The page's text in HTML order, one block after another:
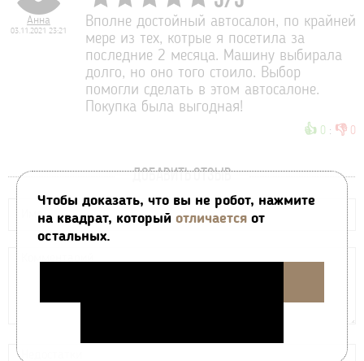
Анна
03.11.2021 23:21
Вполне достойный автосалон, по крайней
мере из тех, котрые я посетила за
последние 2 месяца. Машину выбирала
долго, но оно того стоило. Выбор
помогли сделать в этом автосалоне.
Покупка была выгодная!
👍 0 : 👎 0
ДОБАВИТЬ ОТЗЫВ
Чтобы доказать, что вы не робот, нажмите
на квадрат, который отличается от
остальных.